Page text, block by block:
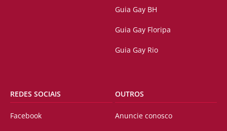
Guia Gay BH
Guia Gay Floripa
Guia Gay Rio
REDES SOCIAIS
Facebook
OUTROS
Anuncie conosco